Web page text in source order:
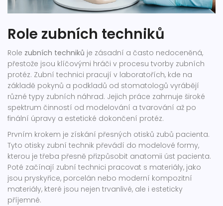
Role zubních techniků
Role zubních techniků je zásadní a často nedoceněná,
přestože jsou klíčovými hráči v procesu tvorby zubních
protéz. Zubní technici pracují v laboratořích, kde na
základě pokynů a podkladů od stomatologů vyrábějí
různé typy zubních náhrad. Jejich práce zahrnuje široké
spektrum činností od modelování a tvarování až po
finální úpravy a estetické dokončení protéz.
Prvním krokem je získání přesných otisků zubů pacienta.
Tyto otisky zubní technik převádí do modelové formy,
kterou je třeba přesně přizpůsobit anatomii úst pacienta.
Poté začínají zubní technici pracovat s materiály, jako
jsou pryskyřice, porcelán nebo moderní kompozitní
materiály, které jsou nejen trvanlivé, ale i esteticky
příjemné.